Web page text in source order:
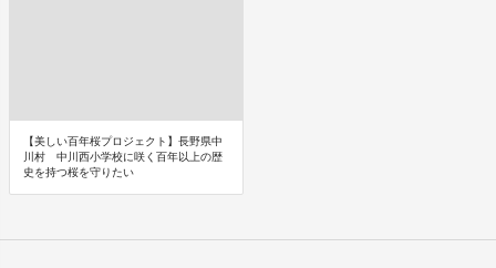
【美しい百年桜プロジェクト】長野県中
川村 中川西小学校に咲く百年以上の歴
史を持つ桜を守りたい